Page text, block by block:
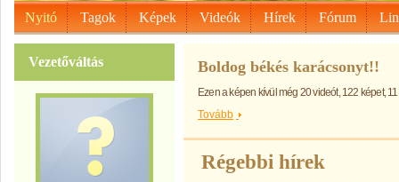
Nyitó Tagok Képek Videók Hírek Fórum
Vezetőváltás Boldog békés karácsonyt!!
Ezen a képen kívül még 20 videót, 122 képet,
Tovább
Régebbi hírek